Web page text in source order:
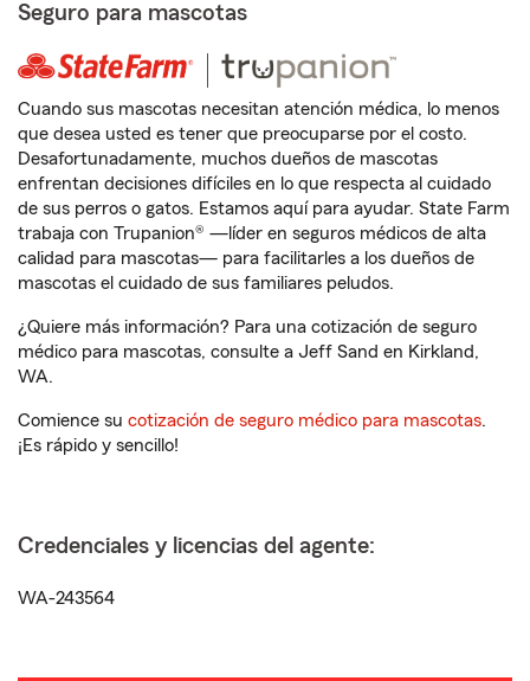
Seguro para mascotas
Cuando sus mascotas necesitan atención médica, lo menos
que desea usted es tener que preocuparse por el costo.
Desafortunadamente, muchos dueños de mascotas
enfrentan decisiones difíciles en lo que respecta al cuidado
de sus perros o gatos. Estamos aquí para ayudar. State Farm
trabaja con Trupanion® —líder en seguros médicos de alta
calidad para mascotas— para facilitarles a los dueños de
mascotas el cuidado de sus familiares peludos.
¿Quiere más información? Para una cotización de seguro
médico para mascotas, consulte a Jeff Sand en Kirkland,
WA.
Comience su cotización de seguro médico para mascotas.
¡Es rápido y sencillo!
Credenciales y licencias del agente:
WA-243564